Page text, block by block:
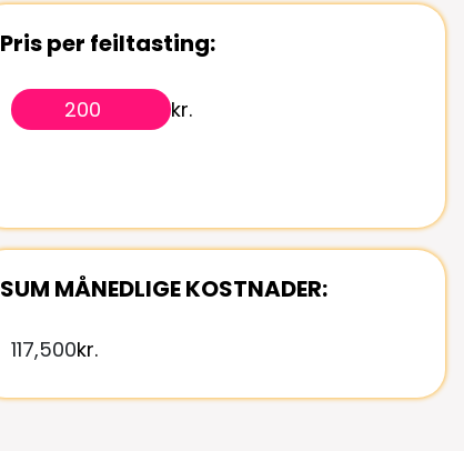
Pris per feiltasting:
kr.
SUM MÅNEDLIGE KOSTNADER:
117,500kr.